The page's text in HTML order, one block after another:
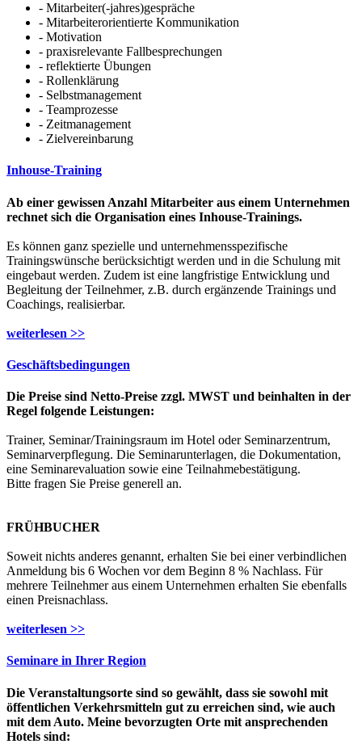
- Mitarbeiter(-jahres)gespräche
- Mitarbeiterorientierte Kommunikation
- Motivation
- praxisrelevante Fallbesprechungen
- reflektierte Übungen
- Rollenklärung
- Selbstmanagement
- Teamprozesse
- Zeitmanagement
- Zielvereinbarung
Inhouse-Training
Ab einer gewissen Anzahl Mitarbeiter aus einem Unternehmen
rechnet sich die Organisation eines Inhouse-Trainings.
Es können ganz spezielle und unternehmensspezifische
Trainingswünsche berücksichtigt werden und in die Schulung mit
eingebaut werden. Zudem ist eine langfristige Entwicklung und
Begleitung der Teilnehmer, z.B. durch ergänzende Trainings und
Coachings, realisierbar.
weiterlesen >>
Geschäftsbedingungen
Die Preise sind Netto-Preise zzgl. MWST und beinhalten in der
Regel folgende Leistungen:
Trainer, Seminar/Trainingsraum im Hotel oder Seminarzentrum,
Seminarverpflegung. Die Seminarunterlagen, die Dokumentation,
eine Seminarevaluation sowie eine Teilnahmebestätigung.
Bitte fragen Sie Preise generell an.
FRÜHBUCHER
Soweit nichts anderes genannt, erhalten Sie bei einer verbindlichen
Anmeldung bis 6 Wochen vor dem Beginn 8 % Nachlass. Für
mehrere Teilnehmer aus einem Unternehmen erhalten Sie ebenfalls
einen Preisnachlass.
weiterlesen >>
Seminare in Ihrer Region
Die Veranstaltungsorte sind so gewählt, dass sie sowohl mit
öffentlichen Verkehrsmitteln gut zu erreichen sind, wie auch
mit dem Auto. Meine bevorzugten Orte mit ansprechenden
Hotels sind: